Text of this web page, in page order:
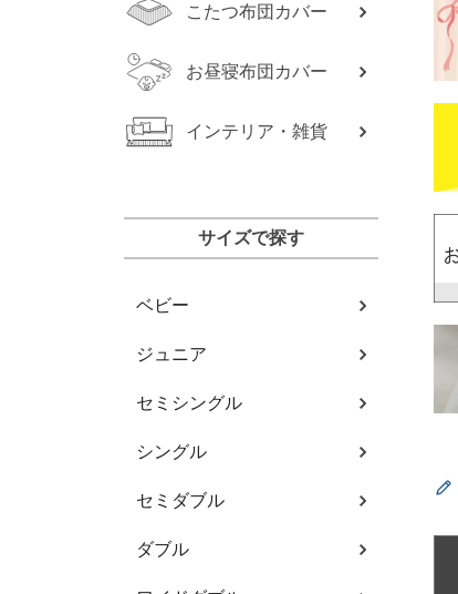
こたつ布団カバー
お昼寝布団カバー
インテリア・雑貨
サイズで探す
ベビー
ジュニア
セミシングル
シングル
セミダブル
ダブル